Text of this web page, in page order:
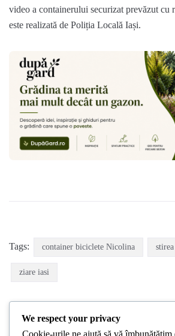
video a containerului securizat prevăzut cu
este realizată de Poliția Locală Iași.
Tags: container biciclete Nicolina
ziare iasi
We respect your privacy
Cookie-urile ne ajută să vă îmbunătățim